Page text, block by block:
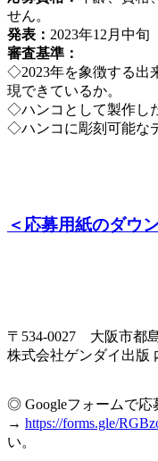
せん。
発表： 2023年12月中旬
審査基準：
◇2023年を象徴する出
現できているか。
◇ハンコとして製作し
◇ハンコに彫刻可能な
＜応募用紙のダウ
〒534-0027 大阪市都
株式会社ゲンダイ出
◎ Googleフォームで応
→ https://forms.gle/
い。